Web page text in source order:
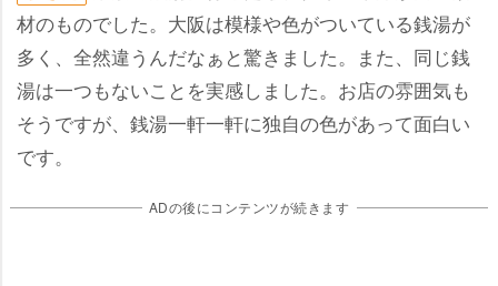
材のものでした。大阪は模様や色がついている銭湯が
多く、全然違うんだなぁと驚きました。また、同じ銭
湯は一つもないことを実感しました。お店の雰囲気も
そうですが、銭湯一軒一軒に独自の色があって面白い
です。
ADの後にコンテンツが続きます